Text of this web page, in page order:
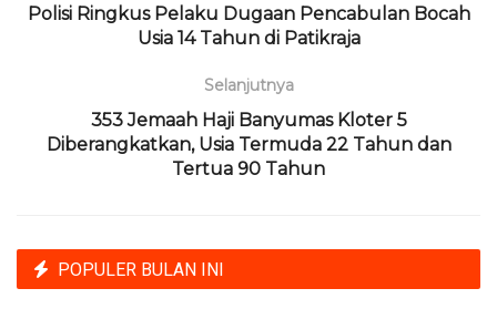
Polisi Ringkus Pelaku Dugaan Pencabulan Bocah
Usia 14 Tahun di Patikraja
Selanjutnya
353 Jemaah Haji Banyumas Kloter 5
Diberangkatkan, Usia Termuda 22 Tahun dan
Tertua 90 Tahun
POPULER BULAN INI